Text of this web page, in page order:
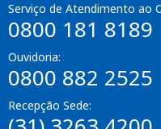
Serviço de Atendimento ao
0800 181 8189
Ouvidoria:
0800 882 2525
Recepção Sede: